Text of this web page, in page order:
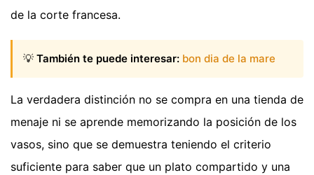
de la corte francesa.
💡 También te puede interesar: bon dia de la mare
La verdadera distinción no se compra en una tienda de
menaje ni se aprende memorizando la posición de los
vasos, sino que se demuestra teniendo el criterio
suficiente para saber que un plato compartido y una